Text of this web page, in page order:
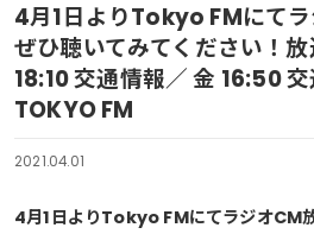
4月1日よりTokyo FMにてラ
ぜひ聴いてみてください！
18:10 交通情報／ 金 16:50 交
TOKYO FM
2021.04.01
4月1日よりTokyo FMにてラジオCM